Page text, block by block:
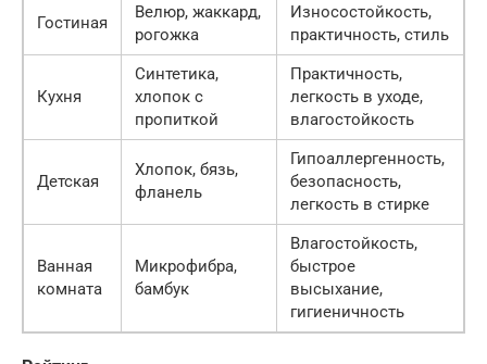
Гостиная
Велюр, жаккард,
рогожка
Износостойкость,
практичность, стиль
Кухня
Синтетика,
хлопок с
пропиткой
Практичность,
легкость в уходе,
влагостойкость
Детская
Хлопок, бязь,
фланель
Гипоаллергенность,
безопасность,
легкость в стирке
Ванная
комната
Микрофибра,
бамбук
Влагостойкость,
быстрое
высыхание,
гигиеничность